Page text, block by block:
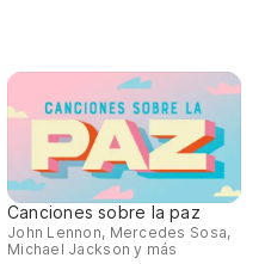
Canciones sobre la paz
John Lennon, Mercedes Sosa,
Michael Jackson y más